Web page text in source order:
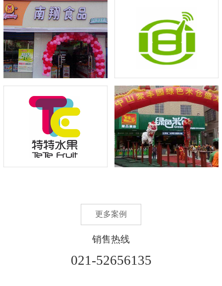
频受市场青睐，上线27+店
『福建特特水果』
当家好帮手，助力聚丰园实
现全渠道销售
更多案例
销售热线
021-52656135